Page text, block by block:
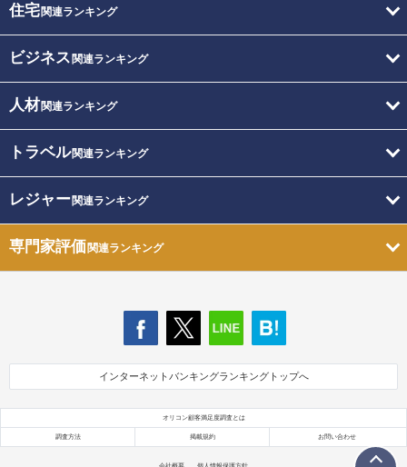
住宅関連ランキング
ビジネス 関連ランキング
人材関連ランキング
トラベル関連ランキング
レジャー関連ランキング
専門家評価関連ランキング
インターネットバンキングランキングトップへ
オリコン顧客満足度調査とは
調査方法 掲載規約 お問い合わせ